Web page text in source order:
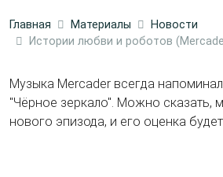
Главная Материалы
Новости
Истории любви и роботов
Музыка Mercader всегда
"Чёрное зеркало". Можно сказать,
нового эпизода, и его оценка